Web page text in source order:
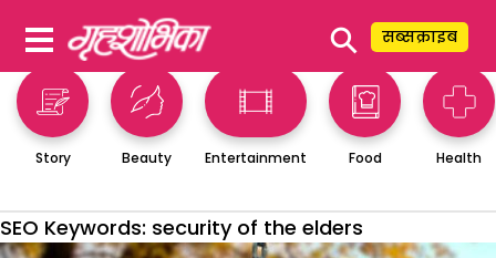
⚲ सब्सक्राइब
Story Beauty Entertainment Food Health
SEO Keywords: security of the elders